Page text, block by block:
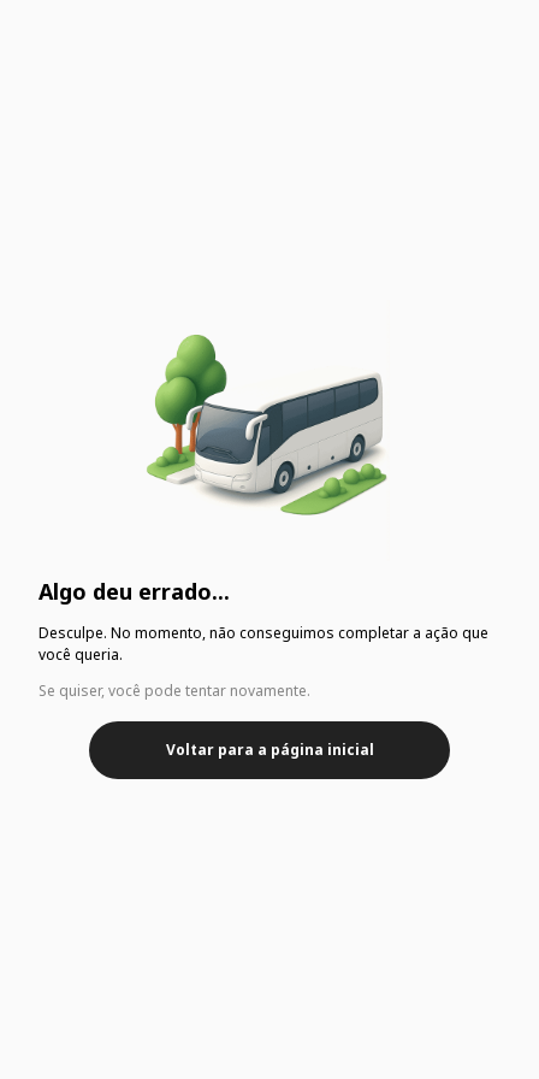
Algo deu errado...
Desculpe. No momento, não conseguimos completar a ação que
você queria.
Se quiser, você pode tentar novamente.
Voltar para a página inicial